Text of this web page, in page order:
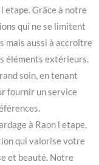
etape. Grâce à notre
qui ne se limitent
mais aussi à accroître
éléments extérieurs.
soin, en tenant
fournir un service
à Raon l etape,
qui valorise votre
et beauté. Notre